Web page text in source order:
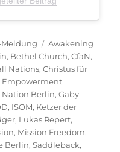
Meldung Schlagwörter
Awakening
, Bethel Church,CfaN,
Nations,Christus für
Empowerment
Nation Berlin,Gaby
, ISOM, Ketzer der
, Lukas Repert,
, Mission Freedom,
Berlin,Saddleback,